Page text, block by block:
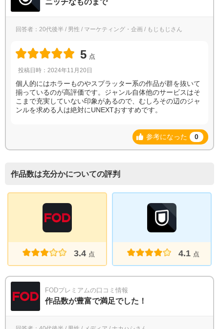
ニッチなものまで
回答者：20代後半 / 男性 / マーケティング・企画 / もじもじさん
5 点
投稿日時：2024年11月20日
個人的にはホラーものやスプラッター系の作品が群を抜いて
揃っているのが高評価です。ジャンル自体他のサービスはそ
こまで充実していない印象があるので、むしろその辺のジャ
ンルを求める人は絶対にUNEXTおすすめです。
参考になった 0
作品数は充分かについての評判
3.4 点 4.1 点
FODプレミアムの口コミ情報
作品数が豊富で満足でした！